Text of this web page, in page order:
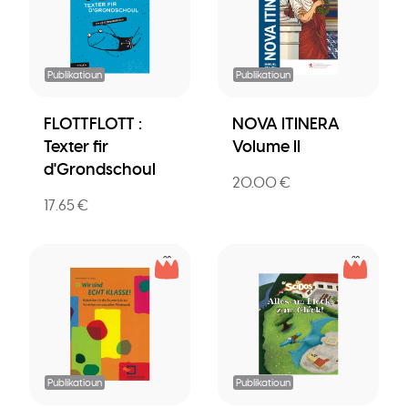
Publikatioun
FLOTTFLOTT :
Texter fir
d'Grondschoul
17.65 €
Publikatioun
NOVA ITINERA
Volume II
20.00 €
Publikatioun Publikatioun